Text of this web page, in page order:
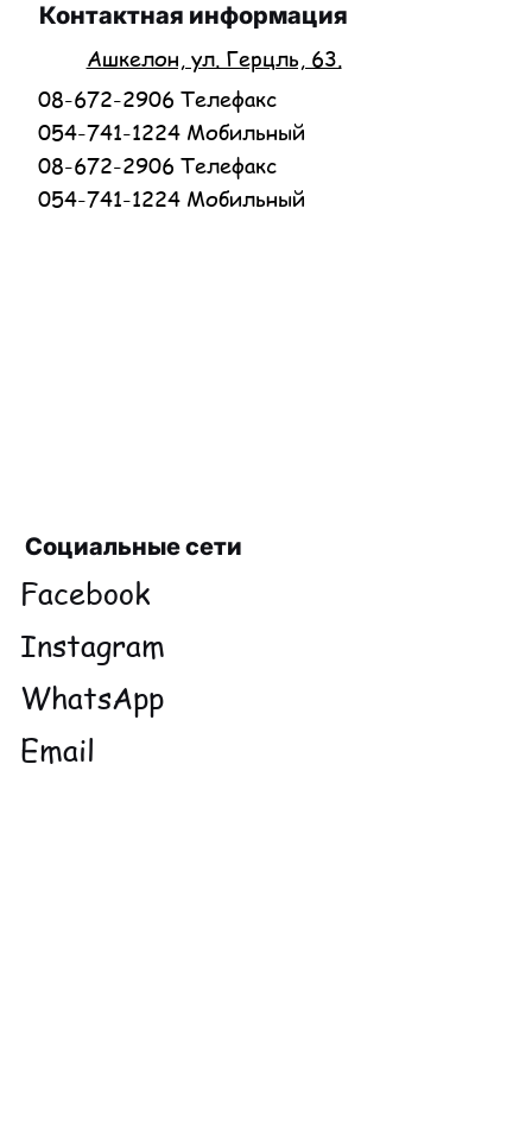
Социальные сети
Facebook
Instagram
WhatsApp
Email
Контактная информация
Ашкелон, ул. Герцль, 63.
08-672-2906 Телефакс
054-741-1224 Мобильный
08-672-2906 Телефакс
054-741-1224 Мобильный